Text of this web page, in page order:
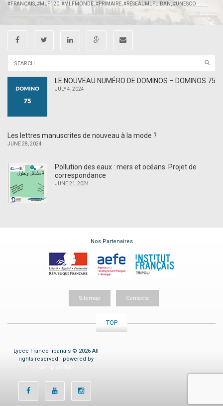
#FRANÇAIS #MLF120 #MLFMONDE #PRIMAIRE #RÉSEAUMLFLIBAN,#UNESCO
LE NOUVEAU NUMÉRO DE DOMINOS – DOMINOS 75
JULY 4, 2024
Les lettres manuscrites de nouveau à la mode ?
JUNE 28, 2024
Pollution des eaux : mers et océans. Projet de
correspondance
JUNE 21, 2024
Nos Partenaires
Sitemap Contacts
TOP
Lycee Franco-libanais © 2026 All
rights reserved - powered by